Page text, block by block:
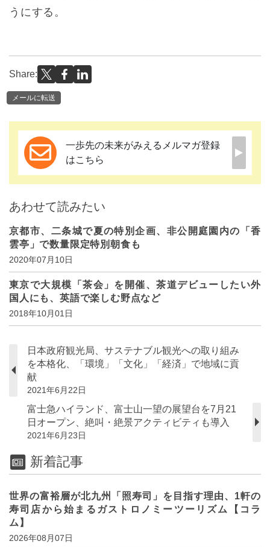
うにする。
Share:
メールに転送
一歩先の未来がみえるメルマガ登録
はこちら
あわせて読みたい
京都市、二条城で夏の特別企画、非公開庭園内の「香
雲亭」で数量限定特別朝食も
2020年07月10日
東京で大規模「茶会」を開催、茶道デビューしたい外
国人にも、英語で楽しむ野点など
2018年10月01日
日本政府観光局、サステナブル観光への取り組み
を本格化、「環境」「文化」「経済」で地域に貢
献
2021年6月22日
富士急ハイランド、富士山一望の展望台を7月21
日オープン、絶叫・絶景アクティビティも導入
2021年6月23日
新着記事
世界の富裕層が北九州「照寿司」を目指す理由、1軒の
寿司店から始まるガストロノミーツーリズム【コラ
ム】
2026年08月07日